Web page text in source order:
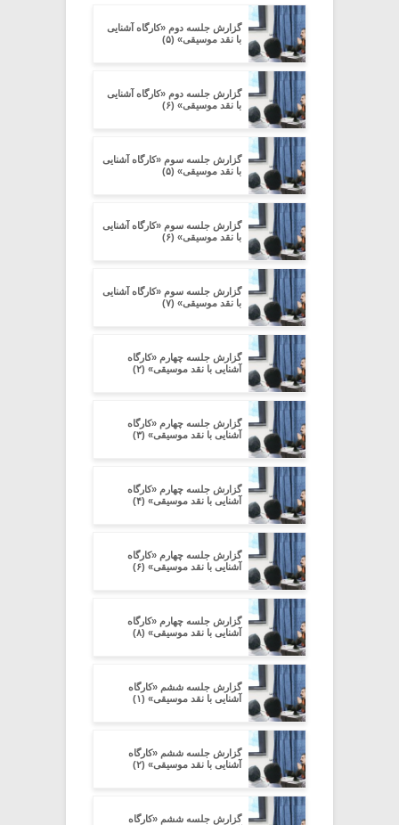
گزارش جلسه دوم «کارگاه آشنایی
با نقد موسیقی» (۵)
گزارش جلسه دوم «کارگاه آشنایی
با نقد موسیقی» (۶)
گزارش جلسه سوم «کارگاه آشنایی
با نقد موسیقی» (۵)
گزارش جلسه سوم «کارگاه آشنایی
با نقد موسیقی» (۶)
گزارش جلسه سوم «کارگاه آشنایی
با نقد موسیقی» (۷)
گزارش جلسه چهارم «کارگاه
آشنایی با نقد موسیقی» (۲)
گزارش جلسه چهارم «کارگاه
آشنایی با نقد موسیقی» (۳)
گزارش جلسه چهارم «کارگاه
آشنایی با نقد موسیقی» (۴)
گزارش جلسه چهارم «کارگاه
آشنایی با نقد موسیقی» (۶)
گزارش جلسه چهارم «کارگاه
آشنایی با نقد موسیقی» (۸)
گزارش جلسه ششم «کارگاه
آشنایی با نقد موسیقی» (۱)
گزارش جلسه ششم «کارگاه
آشنایی با نقد موسیقی» (۲)
گزارش جلسه ششم «کارگاه